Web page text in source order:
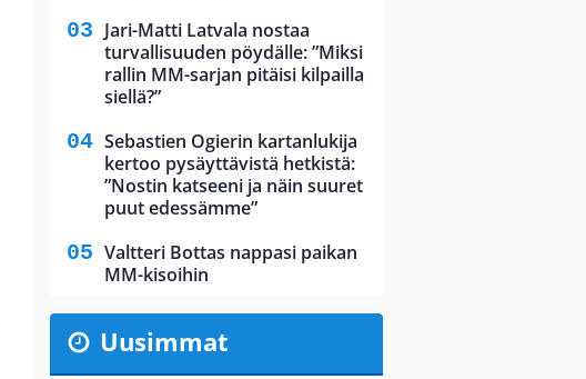
Jari-Matti Latvala nostaa
turvallisuuden pöydälle: ”Miksi
rallin MM-sarjan pitäisi kilpailla
siellä?”
Sebastien Ogierin kartanlukija
kertoo pysäyttävistä hetkistä:
”Nostin katseeni ja näin suuret
puut edessämme”
Valtteri Bottas nappasi paikan
MM-kisoihin
Uusimmat